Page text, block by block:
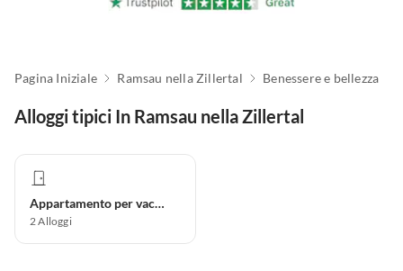
Pagina Iniziale Ramsau nella Zillertal Benessere e bellezza
Alloggi tipici In Ramsau nella Zillertal
Appartamento per vacanze
2Alloggi